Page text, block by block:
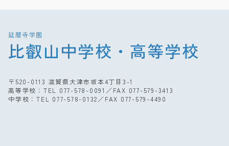
延暦寺学園
比叡山中学校・高等学校
〒520-0113 滋賀県大津市坂本4丁目3-1
高等学校：TEL 077-578-0091 ／FAX 077-579-3413
中学校：TEL 077-578-0132 ／FAX 077-579-4490